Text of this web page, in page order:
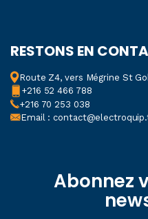
RESTONS EN
Route Z4, vers Mégrine St
+216 52 466 788
+216 70 253 038
Email :
Abonnez